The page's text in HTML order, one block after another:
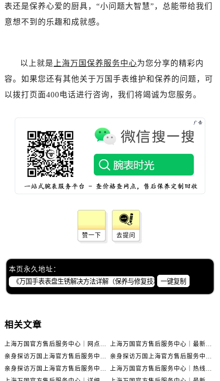
表还是保养心爱的厨具，“小问题大智慧”，总能带给我们
意想不到的乐趣和成就感。
以上就是 上海万国保养服务中心为您分享的精彩内
容。如果您还有其他关于万国手表维护和保养的问题，可
以拨打页面400电话进行咨询，我们将竭诚为您服务。
赞一下 去提问
本页永久地址：
一键复制
相关文章